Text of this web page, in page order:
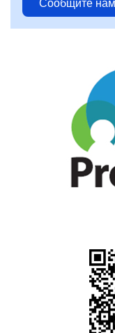
Сообщите нам